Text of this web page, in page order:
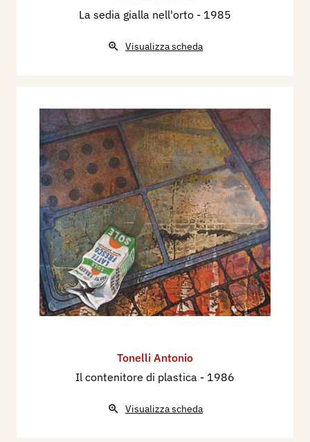
La sedia gialla nell'orto - 1985
Visualizza scheda
Tonelli Antonio
Il contenitore di plastica - 1986
Visualizza scheda